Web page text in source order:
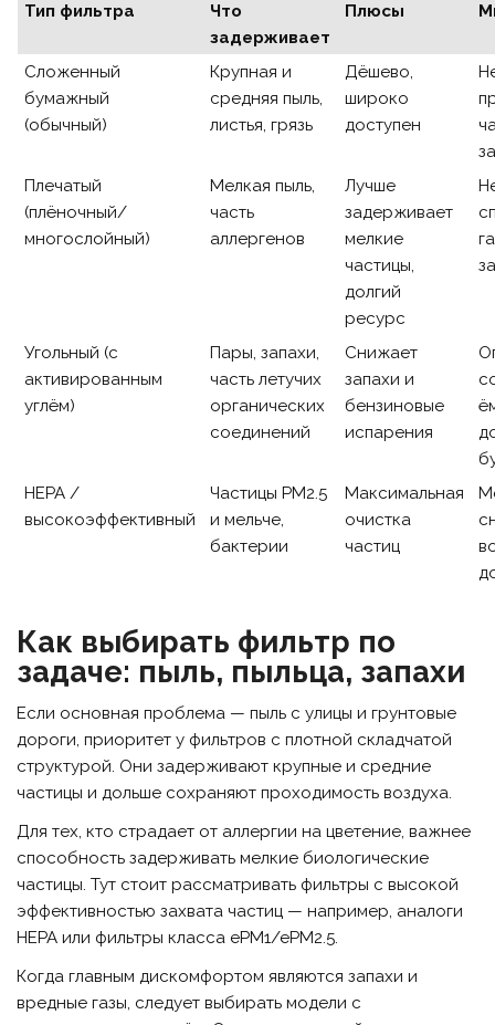
Тип фильтра
Что
задерживает
Плюсы
Сложенный
бумажный
(обычный)
Крупная и
средняя пыль,
листья, грязь
Дёшево,
широко
доступен
Плечатый
(плёночный/
многослойный)
Мелкая пыль,
часть
аллергенов
Лучше
задерживает
мелкие
частицы,
долгий
ресурс
Угольный (с
активированным
углём)
Пары, запахи,
часть летучих
органических
соединений
Снижает
запахи и
бензиновые
испарения
HEPA /
высокоэффективный
Частицы PM2.5
и мельче,
бактерии
Максимальная
очистка
частиц
Как выбирать фильтр по
задаче: пыль, пыльца, запахи
Если основная проблема — пыль с улицы и грунтовые
дороги, приоритет у фильтров с плотной складчатой
структурой. Они задерживают крупные и средние
частицы и дольше сохраняют проходимость воздуха.
Для тех, кто страдает от аллергии на цветение, важнее
способность задерживать мелкие биологические
частицы. Тут стоит рассматривать фильтры с высокой
эффективностью захвата частиц — например, аналоги
HEPA или фильтры класса ePM1/ePM2.5.
Когда главным дискомфортом являются запахи и
вредные газы, следует выбирать модели с